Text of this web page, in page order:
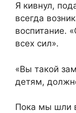
Я кивнул,
всегда
воспитание.
всех сил».
«Вы такой
детям,
Пока мы шли